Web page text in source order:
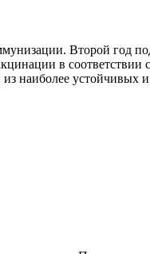
Второй год
в
наиболее устойчивых